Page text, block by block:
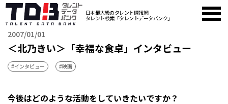
日本最大級のタレント情報網
タレント検索「タレントデータバンク」
2007/01/01
＜北乃きい＞「幸福な食卓」インタビュー
#インタビュー #映画
――今後はどのような活動をしていきたいですか？